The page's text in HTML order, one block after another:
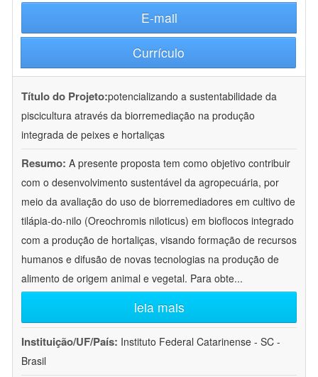
E-mail
Currículo
Título do Projeto:potencializando a sustentabilidade da
piscicultura através da biorremediação na produção
integrada de peixes e hortaliças
Resumo: A presente proposta tem como objetivo contribuir
com o desenvolvimento sustentável da agropecuária, por
meio da avaliação do uso de biorremediadores em cultivo de
tilápia-do-nilo (Oreochromis niloticus) em bioflocos integrado
com a produção de hortaliças, visando formação de recursos
humanos e difusão de novas tecnologias na produção de
alimento de origem animal e vegetal. Para obte...
leia mais
Instituição/UF/País: Instituto Federal Catarinense - SC -
Brasil